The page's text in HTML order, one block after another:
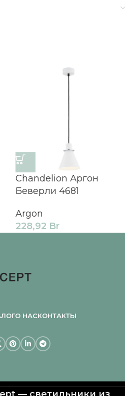
Chandelion Аргон
Беверли 4681
Argon
228,92 Br
О НАСКОНТАКТЫ